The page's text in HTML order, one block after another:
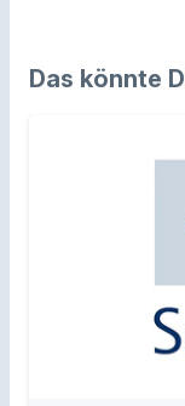
Das könnte